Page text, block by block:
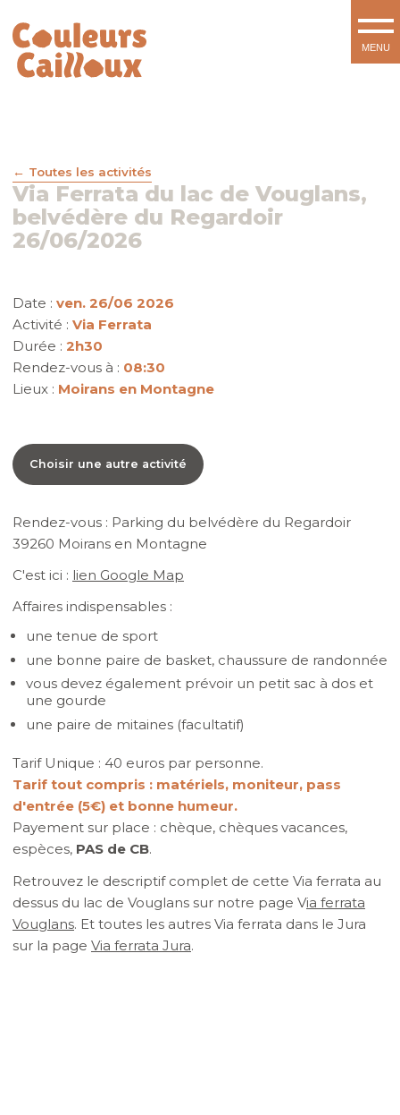
Toutes les activités
Via Ferrata du lac de Vouglans,
belvédère du Regardoir
26/06/2026
Date : ven. 26/06 2026
Activité : Via Ferrata
Durée : 2h30
Rendez-vous à : 08:30
Lieux : Moirans en Montagne
Choisir une autre activité
Rendez-vous : Parking du belvédère du Regardoir
39260 Moirans en Montagne
C'est ici : lien Google Map
Affaires indispensables :
une tenue de sport
une bonne paire de basket, chaussure de randonnée
vous devez également prévoir un petit sac à dos et
une gourde
une paire de mitaines (facultatif)
Tarif Unique : 40 euros par personne.
Tarif tout compris : matériels, moniteur, pass
d'entrée (5€) et bonne humeur.
Payement sur place : chèque, chèques vacances,
espèces, PAS de CB.
Retrouvez le descriptif complet de cette Via ferrata au
dessus du lac de Vouglans sur notre page Via ferrata
Vouglans. Et toutes les autres Via ferrata dans le Jura
sur la page Via ferrata Jura.